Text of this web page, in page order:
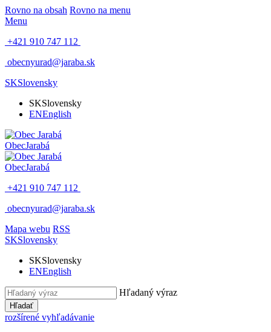
Rovno na obsah Rovno na menu
Menu
+421 910 747 112
obecnyurad@jaraba.sk
SKSlovensky
SKSlovensky
ENEnglish
ObecJarabá
ObecJarabá
+421 910 747 112
obecnyurad@jaraba.sk
Mapa webu RSS
SKSlovensky
SKSlovensky
ENEnglish
Hľadaný výraz
Hľadať
rozšírené vyhľadávanie